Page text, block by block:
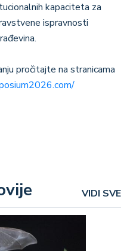
kapaciteta za
ispravnosti
pročitajte na stranicama
VIDI SVE